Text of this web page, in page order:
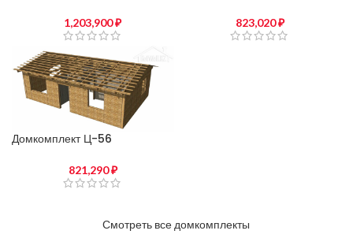
1,203,900₽ 823,020₽
Домкомплект Ц-56
821,290₽
Смотреть все домкомплекты